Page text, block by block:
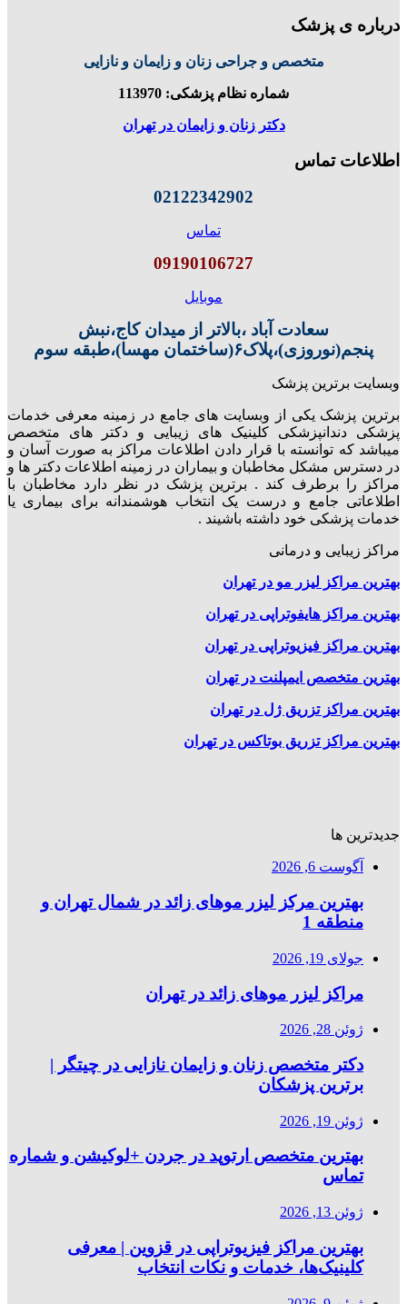
درباره ی پزشک
متخصص و جراحی زنان و زایمان و نازایی
شماره نظام پزشکی: 113970
دکتر زنان و زایمان در تهران
اطلاعات تماس
02122342902
تماس
09190106727
موبایل
سعادت آباد ،بالاتر از میدان کاج،نبش
پنجم(نوروزی)،پلاک۶(ساختمان مهسا)،طبقه سوم
وبسایت برترین پزشک
برترین پزشک یکی از وبسایت های جامع در زمینه معرفی خدمات
پزشکی دندانپزشکی کلینیک های زیبایی و دکتر های متخصص
میباشد که توانسته با قرار دادن اطلاعات مراکز به صورت آسان و
در دسترس مشکل مخاطبان و بیماران در زمینه اطلاعات دکتر ها و
مراکز را برطرف کند . برترین پزشک در نظر دارد مخاطبان با
اطلاعاتی جامع و درست یک انتخاب هوشمندانه برای بیماری یا
خدمات پزشکی خود داشته باشیند .
مراکز زیبایی و درمانی
بهترین مراکز لیزر مو در تهران
بهترین مراکز هایفوتراپی در تهران
بهترین مراکز فیزیوتراپی در تهران
بهترین متخصص ایمپلنت در تهران
بهترین مراکز تزریق ژل در تهران
بهترین مراکز تزریق بوتاکس در تهران
جدیدترین ها
آگوست 6, 2026
بهترین مرکز لیزر موهای زائد در شمال تهران و
منطقه 1
جولای 19, 2026
مراکز لیزر موهای زائد در تهران
ژوئن 28, 2026
دکتر متخصص زنان و زایمان نازایی در چیتگر |
برترین پزشکان
ژوئن 19, 2026
بهترین متخصص ارتوپد در جردن +لوکیشن و شماره
تماس
ژوئن 13, 2026
بهترین مراکز فیزیوتراپی در قزوین | معرفی
کلینیک‌ها، خدمات و نکات انتخاب